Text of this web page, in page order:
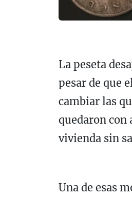
La peseta
pesar de que
cambiar las
quedaron con
vivienda sin
Una de esas